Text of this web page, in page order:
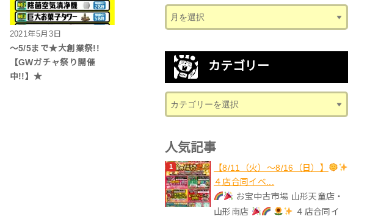
2021年5月3日
～5/5まで★大創業祭!!
【GWガチャ祭り開催
中!!】★
カテゴリー
人気記事
【8/11（火）～8/16（日）】
４店合同イベ...
お宝中古市場 山形天童店・
山形南店
４店合同イ